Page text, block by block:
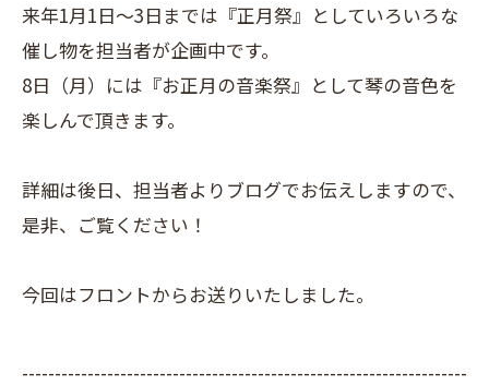
来年1月1日～3日までは『正月祭』としていろいろな
催し物を担当者が企画中です。
8日（月）には『お正月の音楽祭』として琴の音色を
楽しんで頂きます。
詳細は後日、担当者よりブログでお伝えしますので、
是非、ご覧ください！
今回はフロントからお送りいたしました。
--------------------------------------------------------------------